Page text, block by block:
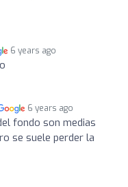
6 years ago
6 years ago
fondo son medias
se suele perder la